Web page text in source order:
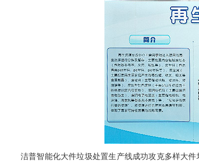
洁普智能化大件垃圾处置生产线成功攻克多样大